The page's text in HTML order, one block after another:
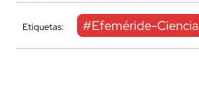
Etiquetas: #Efeméride-Ciencia